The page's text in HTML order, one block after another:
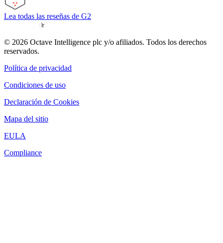
Lea todas las reseñas de G2
© 2026 Octave Intelligence plc y/o afiliados. Todos los derechos
reservados.
Política de privacidad
Condiciones de uso
Declaración de Cookies
Mapa del sitio
EULA
Compliance